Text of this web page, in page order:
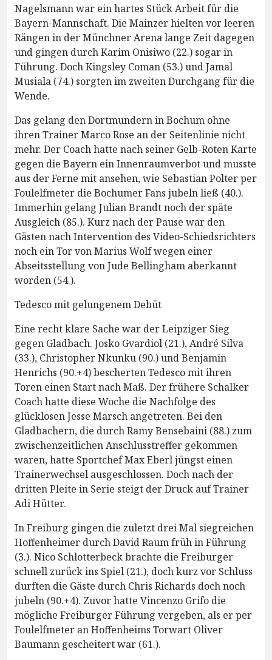
Nagelsmann war ein hartes Stück Arbeit für die
Bayern-Mannschaft. Die Mainzer hielten vor leeren
Rängen in der Münchner Arena lange Zeit dagegen
und gingen durch Karim Onisiwo (22.) sogar in
Führung. Doch Kingsley Coman (53.) und Jamal
Musiala (74.) sorgten im zweiten Durchgang für die
Wende.
Das gelang den Dortmundern in Bochum ohne
ihren Trainer Marco Rose an der Seitenlinie nicht
mehr. Der Coach hatte nach seiner Gelb-Roten Karte
gegen die Bayern ein Innenraumverbot und musste
aus der Ferne mit ansehen, wie Sebastian Polter per
Foulelfmeter die Bochumer Fans jubeln ließ (40.).
Immerhin gelang Julian Brandt noch der späte
Ausgleich (85.). Kurz nach der Pause war den
Gästen nach Intervention des Video-Schiedsrichters
noch ein Tor von Marius Wolf wegen einer
Abseitsstellung von Jude Bellingham aberkannt
worden (54.).
Tedesco mit gelungenem Debüt
Eine recht klare Sache war der Leipziger Sieg
gegen Gladbach. Josko Gvardiol (21.), André Silva
(33.), Christopher Nkunku (90.) und Benjamin
Henrichs (90.+4) bescherten Tedesco mit ihren
Toren einen Start nach Maß. Der frühere Schalker
Coach hatte diese Woche die Nachfolge des
glücklosen Jesse Marsch angetreten. Bei den
Gladbachern, die durch Ramy Bensebaini (88.) zum
zwischenzeitlichen Anschlusstreffer gekommen
waren, hatte Sportchef Max Eberl jüngst einen
Trainerwechsel ausgeschlossen. Doch nach der
dritten Pleite in Serie steigt der Druck auf Trainer
Adi Hütter.
In Freiburg gingen die zuletzt drei Mal siegreichen
Hoffenheimer durch David Raum früh in Führung
(3.). Nico Schlotterbeck brachte die Freiburger
schnell zurück ins Spiel (21.), doch kurz vor Schluss
durften die Gäste durch Chris Richards doch noch
jubeln (90.+4). Zuvor hatte Vincenzo Grifo die
mögliche Freiburger Führung vergeben, als er per
Foulelfmeter an Hoffenheims Torwart Oliver
Baumann gescheitert war (61.).